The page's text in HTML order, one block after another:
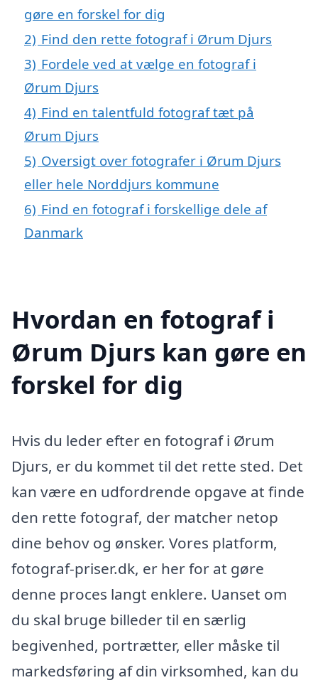
gøre en forskel for dig
2) Find den rette fotograf i Ørum Djurs
3) Fordele ved at vælge en fotograf i
Ørum Djurs
4) Find en talentfuld fotograf tæt på
Ørum Djurs
5) Oversigt over fotografer i Ørum Djurs
eller hele Norddjurs kommune
6) Find en fotograf i forskellige dele af
Danmark
Hvordan en fotograf i
Ørum Djurs kan gøre en
forskel for dig
Hvis du leder efter en fotograf i Ørum
Djurs, er du kommet til det rette sted. Det
kan være en udfordrende opgave at finde
den rette fotograf, der matcher netop
dine behov og ønsker. Vores platform,
fotograf-priser.dk, er her for at gøre
denne proces langt enklere. Uanset om
du skal bruge billeder til en særlig
begivenhed, portrætter, eller måske til
markedsføring af din virksomhed, kan du